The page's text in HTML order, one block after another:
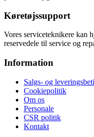
Køretøjssupport
Vores serviceteknikere kan
reservedele til service og
Information
Salgs- og
Cookiepolitik
Om os
Personale
CSR politik
Kontakt